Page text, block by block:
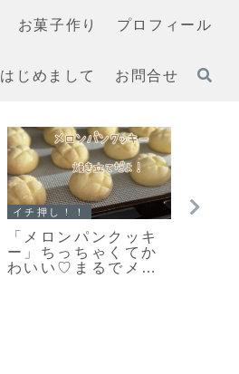
お菓子作り プロフィール
はじめまして お問合せ
スコーン
【レシピ】お手軽ス
コーン♡うちにある
材料ですぐ出来る♡
スコー